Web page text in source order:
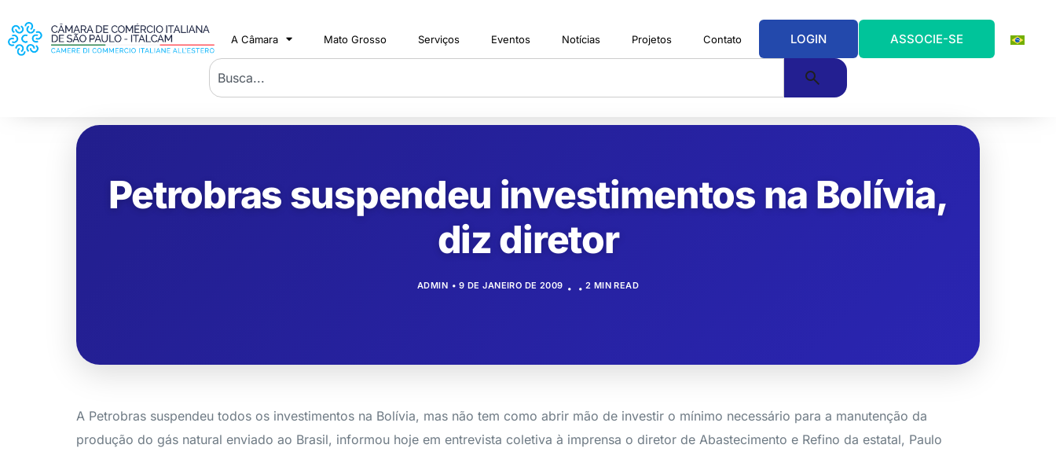
A Câmara Mato Grosso Serviços Eventos Notícias Projetos Contato LOGIN ASSOCIE-SE
Petrobras suspendeu investimentos na Bolívia,
diz diretor
ADMIN 9 DE JANEIRO DE 2009 2 MIN READ
A Petrobras suspendeu todos os investimentos na Bolívia, mas não tem como abrir mão de investir o mínimo necessário para a manutenção da
produção do gás natural enviado ao Brasil, informou hoje em entrevista coletiva à imprensa o diretor de Abastecimento e Refino da estatal, Paulo